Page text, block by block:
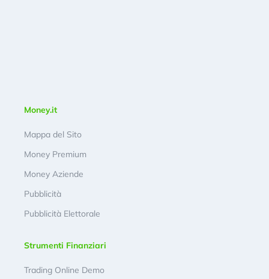
Money.it
Mappa del Sito
Money Premium
Money Aziende
Pubblicità
Pubblicità Elettorale
Strumenti Finanziari
Trading Online Demo